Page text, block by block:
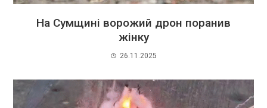
На Сумщині ворожий дрон поранив
жінку
26.11.2025